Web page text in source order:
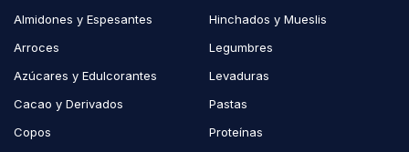
Almidones y Espesantes
Arroces
Azúcares y Edulcorantes
Cacao y Derivados
Copos
Hinchados y Mueslis
Legumbres
Levaduras
Pastas
Proteínas